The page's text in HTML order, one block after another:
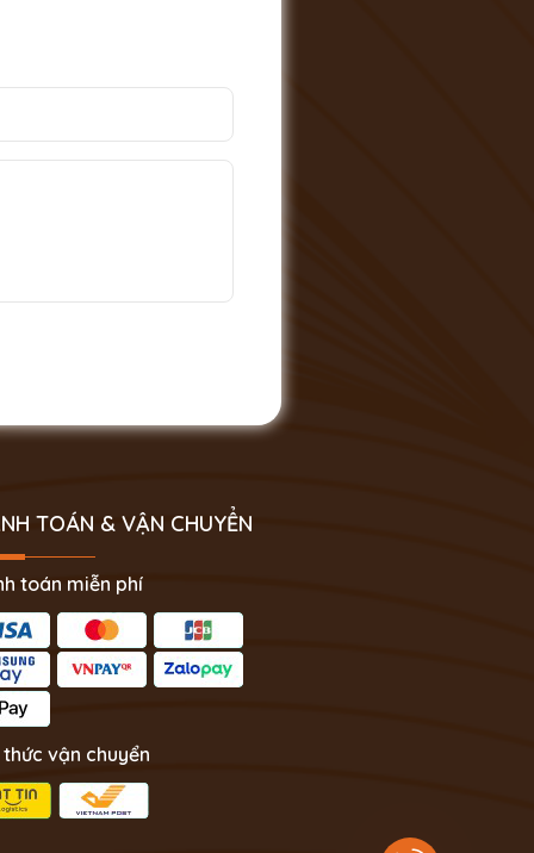
TOÁN & VẬN CHUYỂN
toán miễn phí
thức vận chuyển